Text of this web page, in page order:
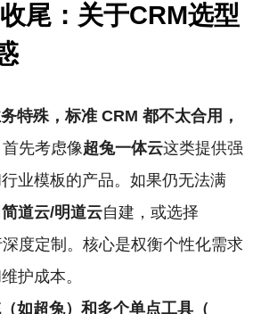
尾：关于CRM选型
特殊，标准 CRM 都不太合用，
先考虑像超兔一体云这类提供强
业模板的产品。如果仍无法满
简道云/明道云自建，或选择
度定制。核心是权衡个性化需求
护成本。
如超兔）和多个单点工具（